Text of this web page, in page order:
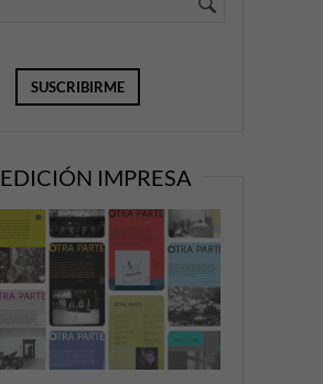
EDICIÓN IMPRESA